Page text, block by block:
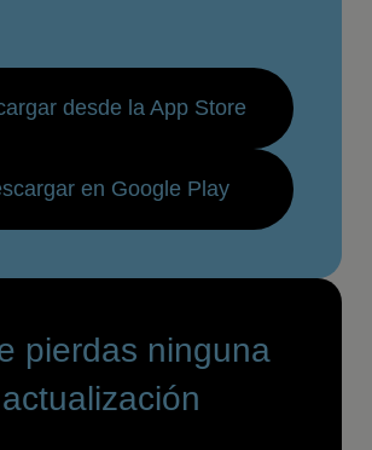
desde la App Store
en Google Play
pierdas ninguna
actualización